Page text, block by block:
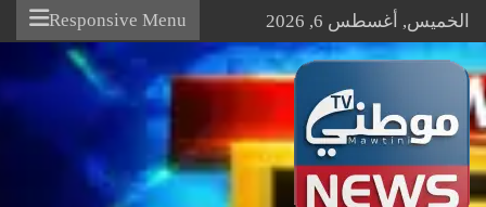
Skip
content
الخميس, أغسطس 6, 2026 Responsive Menu